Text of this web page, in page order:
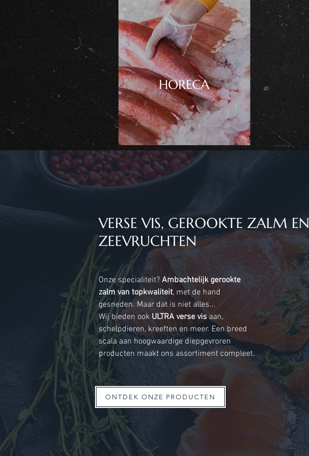
HORECA
VERSE VIS, GEROOKTE ZALM EN
ZEEVRUCHTEN
Onze specialiteit? Ambachtelijk gerookte
zalm van topkwaliteit, met de hand
gesneden. Maar dat is niet alles...
Wij bieden ook ULTRA verse visaan,
schelpdieren, kreeften en meer. Een breed
scala aan hoogwaardige diepgevroren
producten maakt ons assortiment compleet.
ONTDEK ONZE PRODUCTEN